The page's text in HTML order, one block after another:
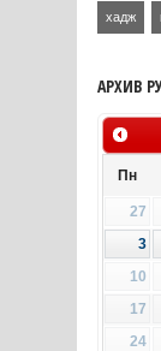
хадж
АРХИВ
Пн
27
3
10
17
24